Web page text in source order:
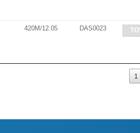
420M/12.05 DAS0023
1